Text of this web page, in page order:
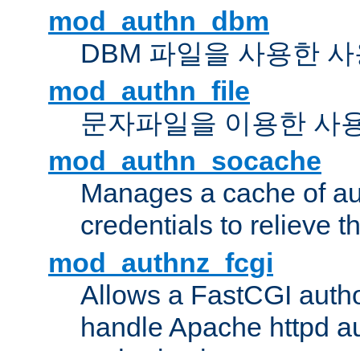
mod_authn_dbm
DBM 파일을 사용한
mod_authn_file
문자파일을 이용한 사
mod_authn_socache
Manages a cache of
credentials to relieve
mod_authnz_fcgi
Allows a FastCGI
handle Apache httpd